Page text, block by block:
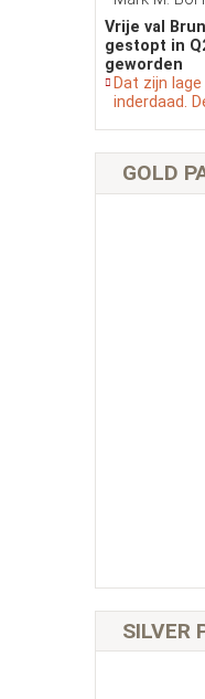
Vrije val
gestopt in
geworden
Dat zijn
inderdaad.
GOLD
SILVER